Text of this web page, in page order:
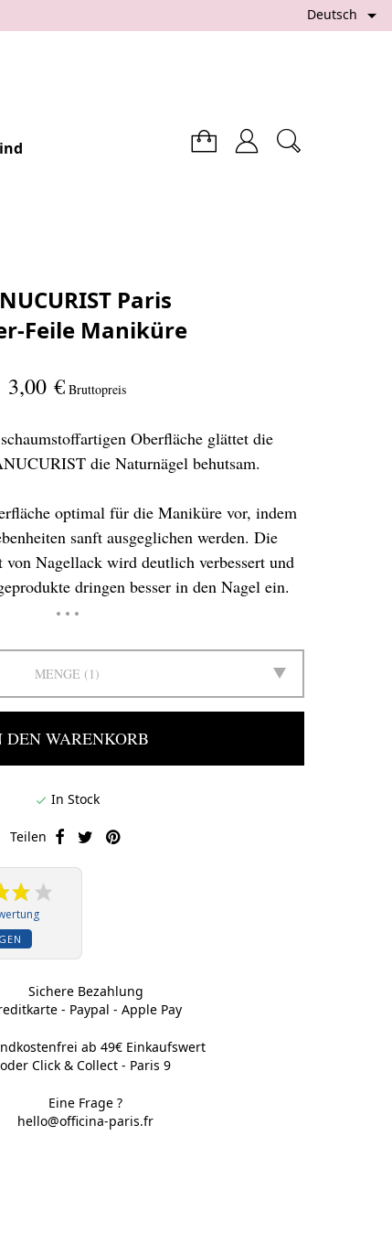
Deutsch 
Paris
Feile Maniküre
3,00 € Bruttopreis
Oberfläche glättet die
die Naturnägel behutsam.
optimal für die Maniküre vor, indem
sanft ausgeglichen werden. Die
Nagellack wird deutlich verbessert und
dringen besser in den Nagel ein.
MENGE 1
DEN WARENKORB
 In Stock
Teilen
Sichere Bezahlung
- Paypal - Apple Pay
ab 49€ Einkaufswert
oder Click & Collect - Paris 9
Eine Frage ?
hello@officina-paris.fr